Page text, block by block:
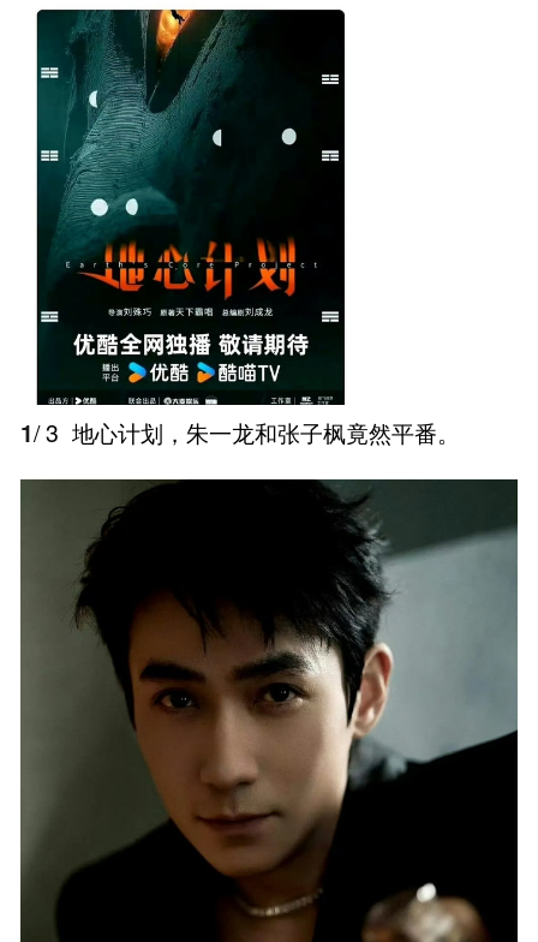
1/ 3 地心计划，朱一龙和张子枫竟然平番。 ​